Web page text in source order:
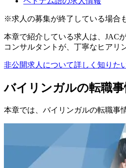
※求人の募集が終了している場合
本章で紹介している求人は、JAC
コンサルタントが、丁寧なヒアリ
非公開求人について詳しく知りた
バイリンガルの転職
本章では、バイリンガルの転職事